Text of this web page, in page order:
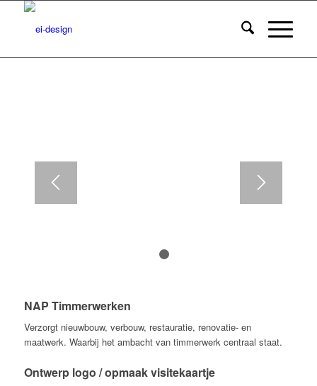
NAP Timmerwerken
Verzorgt nieuwbouw, verbouw, restauratie, renovatie- en
maatwerk. Waarbij het ambacht van timmerwerk centraal staat.
Ontwerp logo / opmaak visitekaartje